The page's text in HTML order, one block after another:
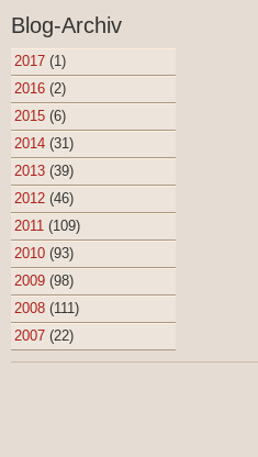
Blog-Archiv
2017 (1)
2016 (2)
2015 (6)
2014 (31)
2013 (39)
2012 (46)
2011 (109)
2010 (93)
2009 (98)
2008 (111)
2007 (22)